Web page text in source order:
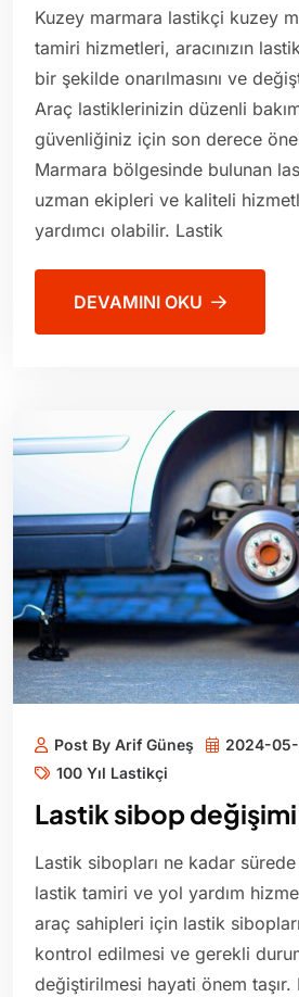
Kuzey marmara lastikçi kuzey
tamiri hizmetleri, aracınızın
bir şekilde onarılmasını ve
Araç lastiklerinizin düzenli
güvenliğiniz için son derece
Marmara bölgesinde bulunan
uzman ekipleri ve kaliteli
yardımcı olabilir. Lastik
DEVAMINI OKU
Post By Arif Güneş
2024-
100 Yıl Lastikçi
Lastik sibop değişimi
Lastik sibopları ne kadar
lastik tamiri ve yol yardım
araç sahipleri için lastik
kontrol edilmesi ve gerekli
değiştirilmesi hayati önem taşır.